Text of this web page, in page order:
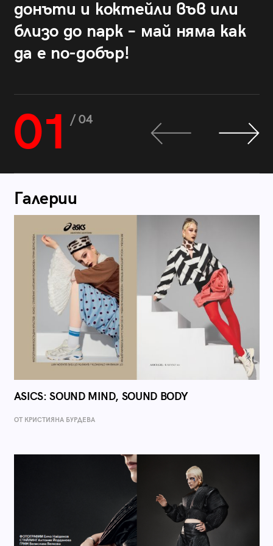
донъти и коктейли във или
близо до парк – май няма как
да е по-добър!
01 / 04
Галерии
ASICS: SOUND MIND, SOUND BODY
ОТ КРИСТИЯНА БУРДЕВА